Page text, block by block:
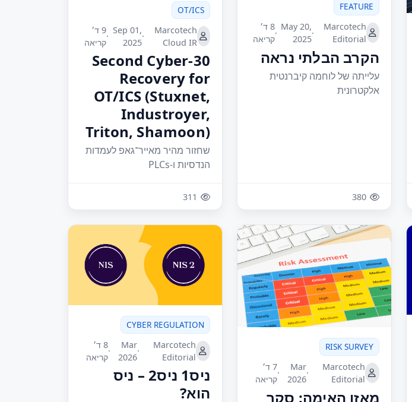
FEATURE
Marcotech
Editorial
·
May 20,
2025
·
8 ד׳
קריאה
הקרב הבלתי נראה
עלייתה של לוחמה קיברנטית
אלקטרונית
380
OT/ICS
Marcotech
Cloud IR
·
Sep 01,
2025
·
9 ד׳
קריאה
30-Second Cyber
Recovery for
OT/ICS (Stuxnet,
Industroyer,
Triton, Shamoon)
שחזור מהיר מאייר־גאפ לעמדות
הנדסיות ו-PLCs
311
RISK SURVEY
Marcotech
Editorial
·
Mar
2026
·
7 ד׳
קריאה
מאזן האימה: סקר
CYBER REGULATION
Marcotech
Editorial
·
Mar
2026
·
8 ד׳
קריאה
ניס1 ניס2 – ניס
הוא?